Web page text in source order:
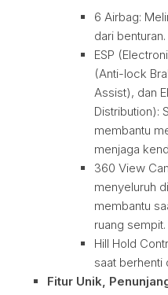
6 Airbag:
dari benturan.
ESP
(Anti-lock
Assist), dan
Distribution):
membantu
menjaga
360 View
menyeluruh
membantu
ruang sempit.
Hill Hold
saat berhenti
Fitur Unik,